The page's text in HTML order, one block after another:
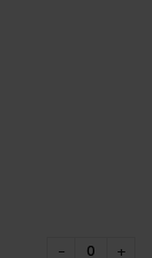
− +